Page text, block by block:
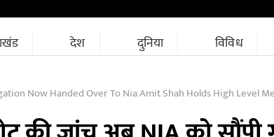
देश दुनिया विविध
Now Handed Over To Nia Amit Shah Holds High Level